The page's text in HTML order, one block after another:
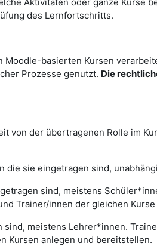
des Lernfortschritts.
basierten Kursen
Prozesse genutzt. Die
der übertragenen Rolle im
sie eingetragen sind,
sind, meistens
Trainer/innen der gleichen
meistens Lehrer*innen.
Kursen anlegen und bereitstellen.